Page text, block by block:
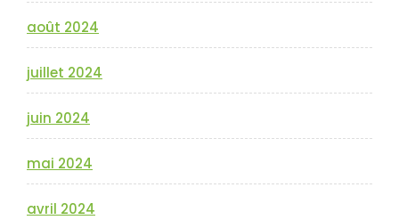
août 2024
juillet 2024
juin 2024
mai 2024
avril 2024